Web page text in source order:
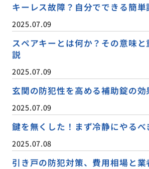
キーレス故障？自分でできる簡
2025.07.09
スペアキーとは何か？その意味
説
2025.07.09
玄関の防犯性を高める補助錠の効
2025.07.09
鍵を無くした！まず冷静にやるべ
2025.07.08
引き戸の防犯対策、費用相場と